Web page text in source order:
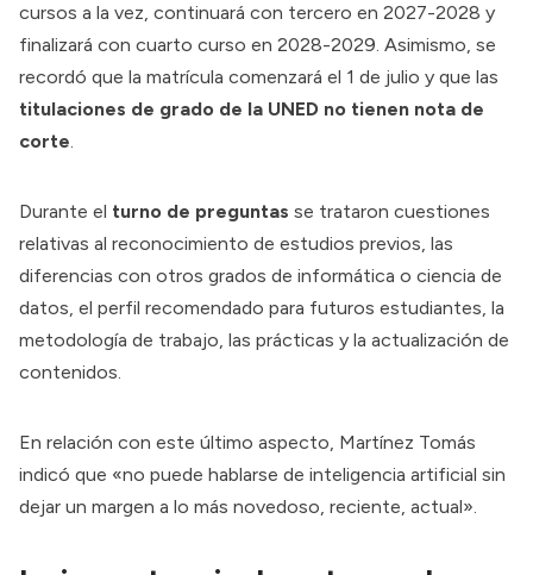
cursos a la vez, continuará con tercero en 2027-2028 y
finalizará con cuarto curso en 2028-2029. Asimismo, se
recordó que la matrícula comenzará el 1 de julio y que las
titulaciones de grado de la UNED no tienen nota de
corte.
Durante el turno de preguntas se trataron cuestiones
relativas al reconocimiento de estudios previos, las
diferencias con otros grados de informática o ciencia de
datos, el perfil recomendado para futuros estudiantes, la
metodología de trabajo, las prácticas y la actualización de
contenidos.
En relación con este último aspecto, Martínez Tomás
indicó que «no puede hablarse de inteligencia artificial sin
dejar un margen a lo más novedoso, reciente, actual».